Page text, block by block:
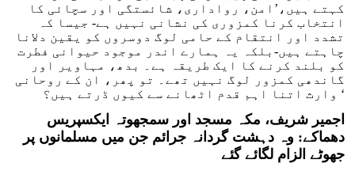
کہتے ہیں،’امن، رواداری، شائستگی اور سچائی کا
انتخاب کرنا کمزوری کی نشانی نہیں ہے- جیسا کہ
تشدد اور انتقام کے حامی لوگ دوسروں کو یقین دلانا
چاہتے ہیں-بلکہ یہ ہمارے اندر موجود حیوانی فطرت
کو بلند کرنے کا ایک طریقہ ہے۔ بدھ، مہاویر اور
گاندھی کمزور لوگ نہیں تھے۔ تو پھر، ان کے روحانی
وارث اتنا اہم قدم اٹھانے سے کیوں ڈرتے ہیں؟ ‘
اجمیر شریف، مکہ مسجد اور سمجھوتہ ایکسپریس
دھماکے: وہ دہشت گردانہ جرائم جن میں مسلمانوں پر
جھوٹے الزام لگائے گئے